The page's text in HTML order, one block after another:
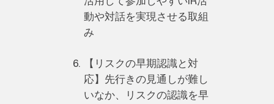
動や対話を実現させる取組
み
【リスクの早期認識と対
応】先行きの見通しが難し
いなか、リスクの認識を早